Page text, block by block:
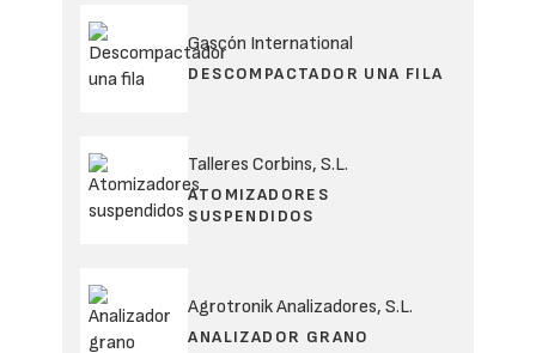
Gascón International
DESCOMPACTADOR UNA FILA
Talleres Corbins, S.L.
ATOMIZADORES
SUSPENDIDOS
Agrotronik Analizadores, S.L.
ANALIZADOR GRANO